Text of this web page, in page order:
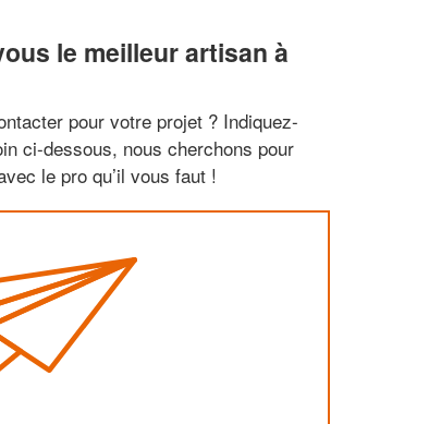
le meilleur artisan à
pour votre projet ? Indiquez-
ci-dessous, nous cherchons pour
le pro qu’il vous faut !